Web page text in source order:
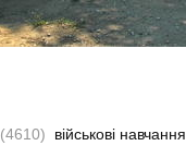
(4610) військові навчання